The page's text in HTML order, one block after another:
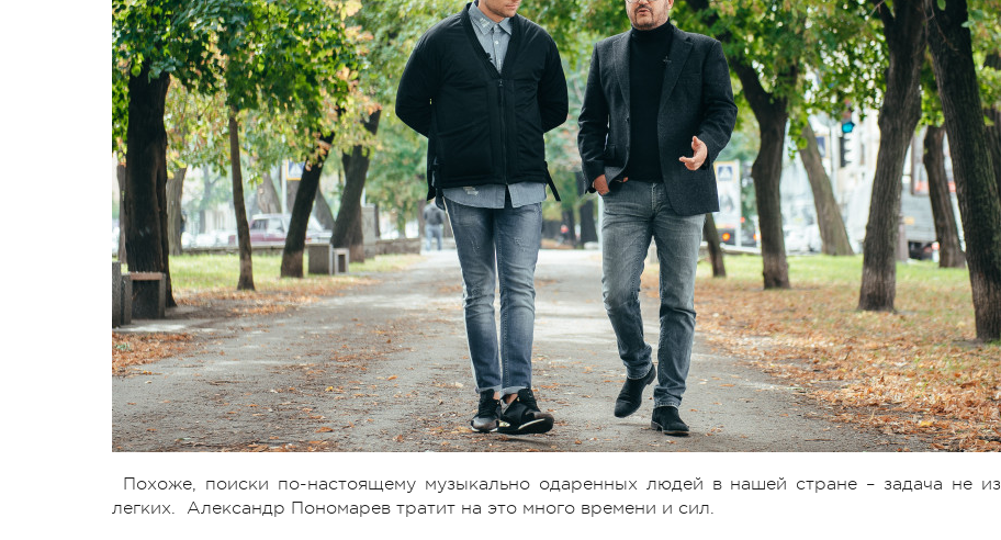
Похоже, поиски по-настоящему музыкально одаренных людей в нашей стране – задача не из
легких. Александр Пономарев тратит на это много времени и сил.